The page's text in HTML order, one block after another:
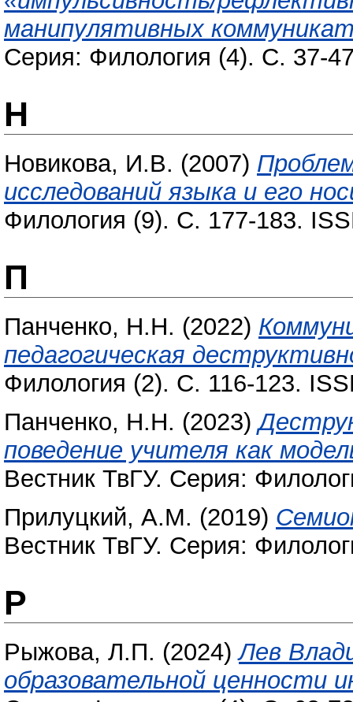
манипулятивных
Серия: Филология (4). С. 37-
Н
Новикова, И.В. (2007)
исследований языка и его
Филология (9). С. 177-183.
П
Панченко, Н.Н. (2022)
педагогическая
Филология (2). С. 116-123.
Панченко, Н.Н. (2023)
поведение учителя как
Вестник ТвГУ. Серия:
Прилуцкий, А.М. (2019)
Вестник ТвГУ. Серия:
Р
Рыжова, Л.П. (2024)Лев
образовательной ценности